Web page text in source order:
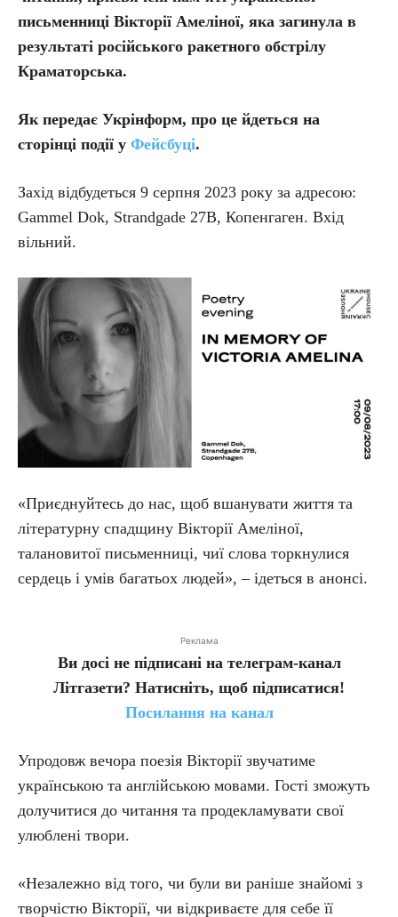
письменниці Вікторії Амеліної, яка загинула в
результаті російського ракетного обстрілу
Краматорська.
Як передає Укрінформ, про це йдеться на
сторінці події у Фейсбуці.
Захід відбудеться 9 серпня 2023 року за адресою:
Gammel Dok, Strandgade 27B, Копенгаген. Вхід
вільний.
«Приєднуйтесь до нас, щоб вшанувати життя та
літературну спадщину Вікторії Амеліної,
талановитої письменниці, чиї слова торкнулися
сердець і умів багатьох людей», – ідеться в анонсі.
Реклама
Ви досі не підписані на телеграм-канал
Літгазети? Натисніть, щоб підписатися!
Посилання на канал
Упродовж вечора поезія Вікторії звучатиме
українською та англійською мовами. Гості зможуть
долучитися до читання та продекламувати свої
улюблені твори.
«Незалежно від того, чи були ви раніше знайомі з
творчістю Вікторії, чи відкриваєте для себе її